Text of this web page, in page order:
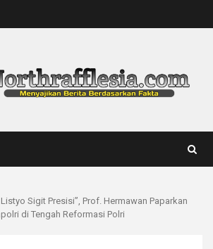
Sigit Presisi”, Prof. Hermawan Paparkan
di Tengah Reformasi Polri